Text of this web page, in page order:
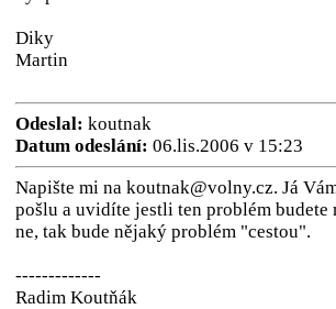
Diky
Martin
Odeslal: koutnak
Datum odeslání: 06.lis.2006 v 15:23
Napište mi na koutnak@volny.cz. Já
pošlu a uvidíte jestli ten problém budete
ne, tak bude nějaký problém "cestou".
-------------
Radim Koutňák